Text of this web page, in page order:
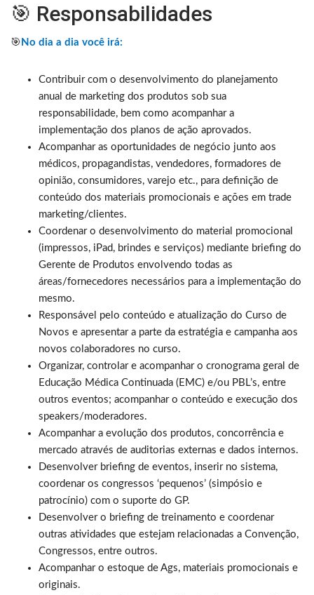
🎯 Responsabilidades
🎯 No dia a dia você irá:
Contribuir com o desenvolvimento do planejamento
anual de marketing dos produtos sob sua
responsabilidade, bem como acompanhar a
implementação dos planos de ação aprovados.
Acompanhar as oportunidades de negócio junto aos
médicos, propagandistas, vendedores, formadores de
opinião, consumidores, varejo etc., para definição de
conteúdo dos materiais promocionais e ações em trade
marketing/clientes.
Coordenar o desenvolvimento do material promocional
(impressos, iPad, brindes e serviços) mediante briefing do
Gerente de Produtos envolvendo todas as
áreas/fornecedores necessários para a implementação do
mesmo.
Responsável pelo conteúdo e atualização do Curso de
Novos e apresentar a parte da estratégia e campanha aos
novos colaboradores no curso.
Organizar, controlar e acompanhar o cronograma geral de
Educação Médica Continuada (EMC) e/ou PBL’s, entre
outros eventos; acompanhar o conteúdo e execução dos
speakers/moderadores.
Acompanhar a evolução dos produtos, concorrência e
mercado através de auditorias externas e dados internos.
Desenvolver briefing de eventos, inserir no sistema,
coordenar os congressos ‘pequenos’ (simpósio e
patrocínio) com o suporte do GP.
Desenvolver o briefing de treinamento e coordenar
outras atividades que estejam relacionadas a Convenção,
Congressos, entre outros.
Acompanhar o estoque de Ags, materiais promocionais e
originais.